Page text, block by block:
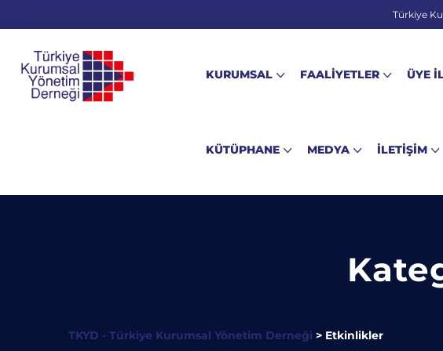
Türkiye
KURUMSAL FAALİYETLER ÜYE
KÜTÜPHANE MEDYA İLETİŞİM
TKYD - Türkiye Kurumsal Yönetim Derneği > Etkinlikler